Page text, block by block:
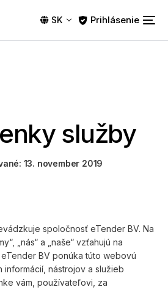
SK Prihlásenie
služby
13. november 2019
spoločnosť eTender BV. Na
„nás“ a „naše“ vzťahujú na
BV ponúka túto webovú
informácií, nástrojov a služieb
vám, používateľovi, za